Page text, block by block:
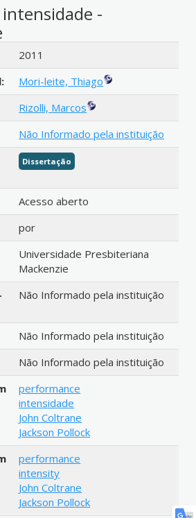
-
2011
Mori-leite, Thiago
Rizolli, Marcos
Não Informado pela instituição
Dissertação
Acesso aberto
por
Universidade Presbiteriana
Mackenzie
Não Informado pela instituição
Não Informado pela instituição
Não Informado pela instituição
performance
intensidade
John Coltrane
Jackson Pollock
performance
intensity
John Coltrane
Jackson Pollock